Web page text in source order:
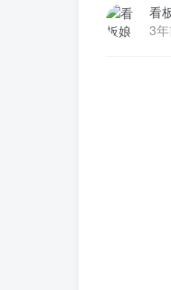
看
3